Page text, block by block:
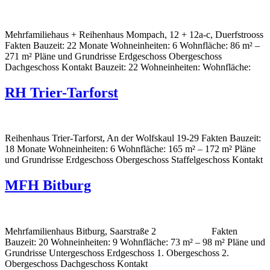
Mehrfamiliehaus + Reihenhaus Mompach, 12 + 12a-c, Duerfstrooss
Fakten Bauzeit: 22 Monate Wohneinheiten: 6 Wohnfläche: 86 m² –
271 m² Pläne und Grundrisse Erdgeschoss Obergeschoss
Dachgeschoss Kontakt Bauzeit: 22 Wohneinheiten: Wohnfläche:
RH Trier-Tarforst
Reihenhaus Trier-Tarforst, An der Wolfskaul 19-29 Fakten Bauzeit:
18 Monate Wohneinheiten: 6 Wohnfläche: 165 m² – 172 m² Pläne
und Grundrisse Erdgeschoss Obergeschoss Staffelgeschoss Kontakt
MFH Bitburg
Mehrfamilienhaus Bitburg, Saarstraße 2 Fakten
Bauzeit: 20 Wohneinheiten: 9 Wohnfläche: 73 m² – 98 m² Pläne und
Grundrisse Untergeschoss Erdgeschoss 1. Obergeschoss 2.
Obergeschoss Dachgeschoss Kontakt